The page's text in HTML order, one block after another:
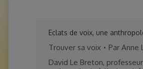
Eclats de voix, une
Trouver sa voix Par Anne
David Le Breton,